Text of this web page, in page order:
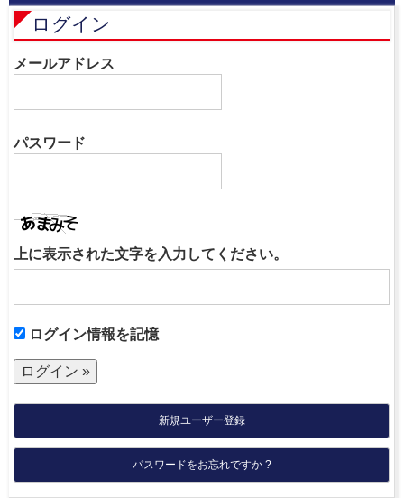
ログイン
メールアドレス
パスワード
上に表示された文字を入力してください。
ログイン情報を記憶
新規ユーザー登録
パスワードをお忘れですか ?